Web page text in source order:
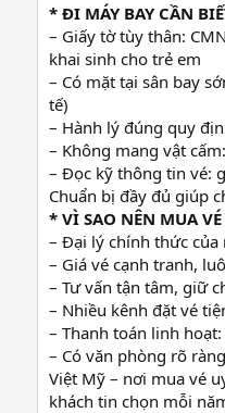
* ĐI MÁY BAY CẦN
– Giấy tờ tùy thân:
khai sinh cho trẻ em
– Có mặt tại sân bay
tế)
– Hành lý đúng quy
– Không mang vật
– Đọc kỹ thông tin vé:
Chuẩn bị đầy đủ giúp
* VÌ SAO NÊN MUA
– Đại lý chính thức
– Giá vé cạnh tranh,
– Tư vấn tận tâm, giữ
– Nhiều kênh đặt vé
– Thanh toán linh
– Có văn phòng rõ
Việt Mỹ – nơi mua vé
khách tin chọn mỗi